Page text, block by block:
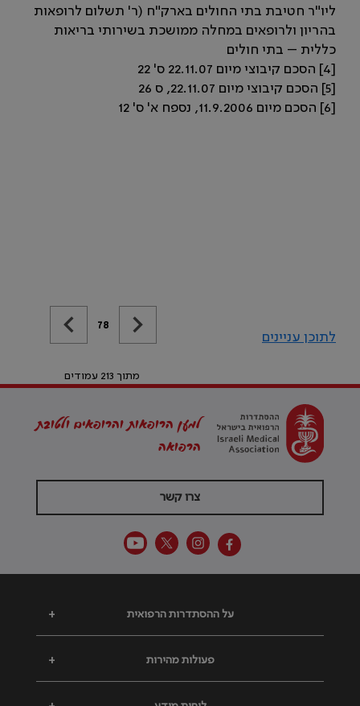
ליו"ר חטיבת בתי החולים בארק"ח (ר' תשלום לרופאות
בהריון ולרופאים במחלה ממושכת בשירותי בריאות
כללית – בתי חולים
[4] הסכם קיבוצי מיום 22.11.07 ס' 22
[5] הסכם קיבוצי מיום 22.11.07, ס 26
[6] הסכם מיום 11.9.2006, נספח א' ס' 12
לתוכן עניינים
78
מתוך 213 עמודים
למען הרופאות והרופאים ולטובת
הרפואה
צרו קשר
+ על ההסתדרות הרפואית
+ פעולות מהירות